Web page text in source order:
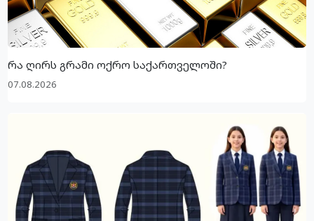
რა ღირს გრამი ოქრო საქართველოში?
07.08.2026